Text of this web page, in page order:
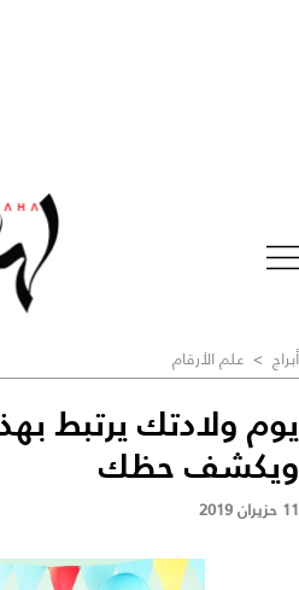
أبراج > علم الأرقام
يوم ولادتك يرتبط
ويكشف حظك
11 حزيران 2019